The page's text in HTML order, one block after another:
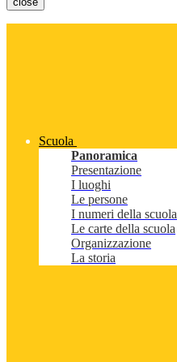
Scuola
Panoramica
Presentazione
I luoghi
Le persone
I numeri della scuola
Le carte della scuola
Organizzazione
La storia